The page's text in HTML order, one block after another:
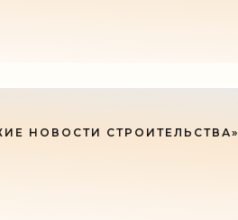
НОВОСТИ СТРОИТЕЛЬСТВА»